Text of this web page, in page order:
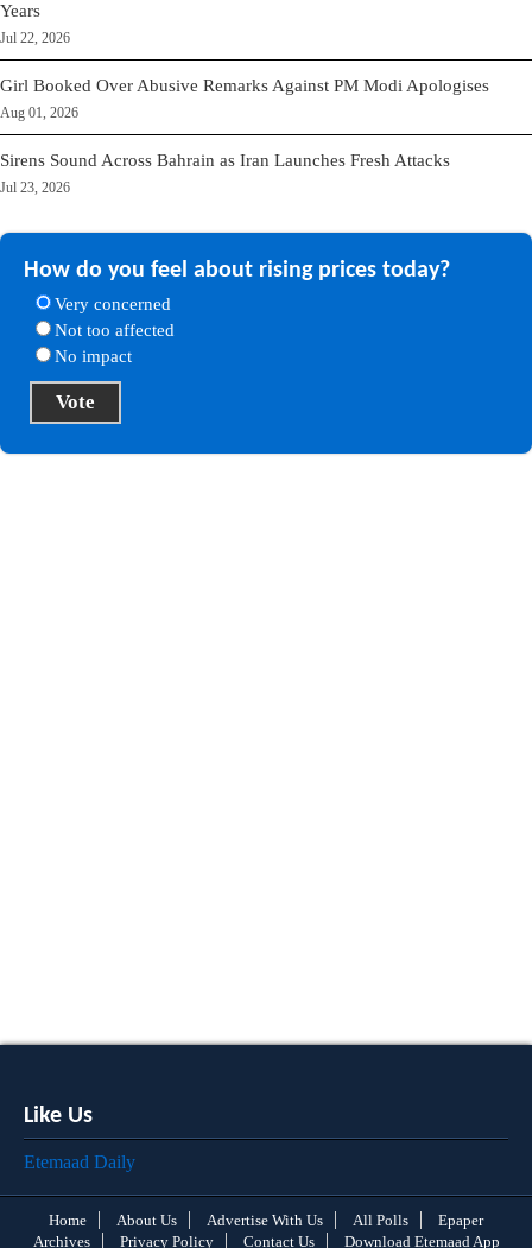
Years
Jul 22, 2026
Girl Booked Over Abusive Remarks Against PM Modi Apologises
Aug 01, 2026
Sirens Sound Across Bahrain as Iran Launches Fresh Attacks
Jul 23, 2026
How do you feel about rising prices today?
Very concerned
Not too affected
No impact
Like Us
Etemaad Daily
Home About Us Advertise With Us All Polls
Epaper
Archives
Privacy Policy Contact Us Download Etemaad App